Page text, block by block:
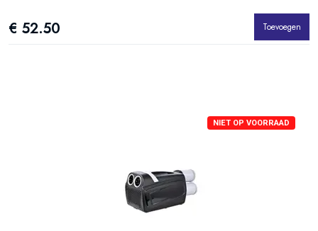
€ 52.50 Toevoegen
NIET OP VOORRAAD